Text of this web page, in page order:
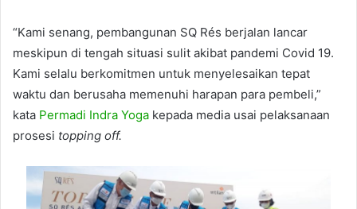
“Kami senang, pembangunan SQ Rés berjalan lancar
meskipun di tengah situasi sulit akibat pandemi Covid 19.
Kami selalu berkomitmen untuk menyelesaikan tepat
waktu dan berusaha memenuhi harapan para pembeli,”
kata Permadi Indra Yoga kepada media usai pelaksanaan
prosesi topping off.